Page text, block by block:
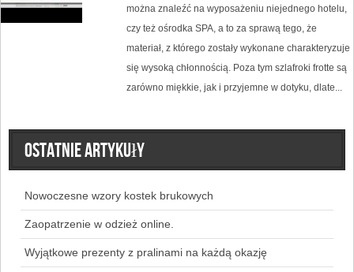
można znaleźć na wyposażeniu niejednego hotelu,
czy też ośrodka SPA, a to za sprawą tego, że
materiał, z którego zostały wykonane charakteryzuje
się wysoką chłonnością. Poza tym szlafroki frotte są
zarówno miękkie, jak i przyjemne w dotyku, dlate...
Ostatnie artykuły
Nowoczesne wzory kostek brukowych
Zaopatrzenie w odzież online.
Wyjątkowe prezenty z pralinami na każdą okazję